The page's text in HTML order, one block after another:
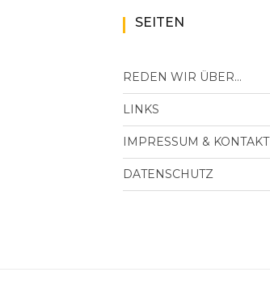
SEITEN
REDEN WIR ÜBER…
LINKS
IMPRESSUM & KONTAKT
DATENSCHUTZ